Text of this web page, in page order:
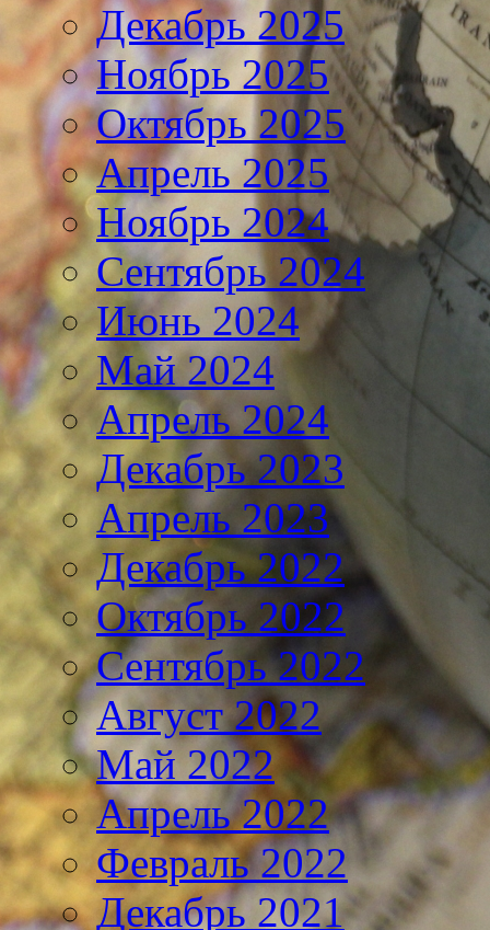
Декабрь 2025
Ноябрь 2025
Октябрь 2025
Апрель 2025
Ноябрь 2024
Сентябрь 2024
Июнь 2024
Май 2024
Апрель 2024
Декабрь 2023
Апрель 2023
Декабрь 2022
Октябрь 2022
Сентябрь 2022
Август 2022
Май 2022
Апрель 2022
Февраль 2022
Декабрь 2021